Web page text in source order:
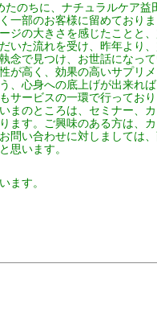
のちに、ナチュラルケア益
一部のお客様に留めており
ジの大きさを感じたことと
いた流れを受け、昨年よ り
念で見つけ、お世話になっ
が高く、効果の高いサプリ
、心身への底上げが出来れ
サービスの一環で行ってお
まのところは、セミナー、
ます。ご興味のある方は、
問い合わせに対しましては
思います。
ます。